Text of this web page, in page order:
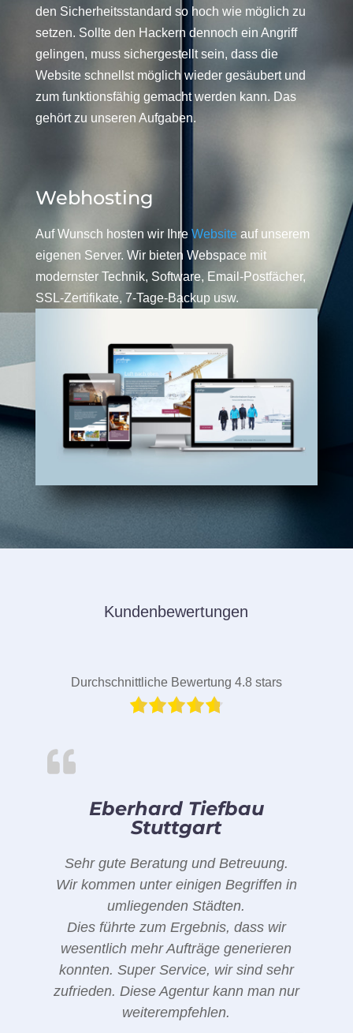
den Sicherheitsstandard so hoch wie möglich zu
setzen. Sollte den Hackern dennoch ein Angriff
gelingen, muss sichergestellt sein, dass die
Website schnellst möglich wieder gesäubert und
zum funktionsfähig gemacht werden kann. Das
gehört zu unseren Aufgaben.
Webhosting
Auf Wunsch hosten wir Ihre Website auf unserem
eigenen Server. Wir bieten Webspace mit
modernster Technik, Software, Email-Postfächer,
SSL-Zertifikate, 7-Tage-Backup usw.
Kundenbewertungen
Durchschnittliche Bewertung 4.8 stars
Eberhard Tiefbau
Stuttgart
Sehr gute Beratung und Betreuung.
Wir kommen unter einigen Begriffen in
umliegenden Städten.
Dies führte zum Ergebnis, dass wir
wesentlich mehr Aufträge generieren
konnten. Super Service, wir sind sehr
zufrieden. Diese Agentur kann man nur
weiterempfehlen.